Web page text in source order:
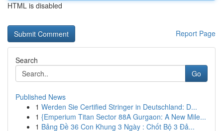
HTML is disabled
Report Page
Search
Go
Published News
1 Werden Sie Certified Stringer in Deutschland: D...
1 {Emperium Titan Sector 88A Gurgaon: A New Mile...
1 Bảng Đề 36 Con Khung 3 Ngày : Chốt Bộ 3 Đả...